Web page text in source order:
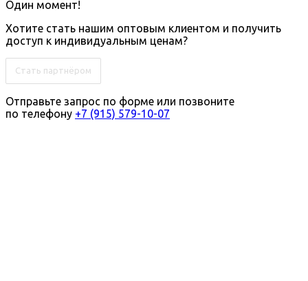
Один момент!
Хотите стать нашим оптовым клиентом и получить
доступ к индивидуальным ценам?
Стать партнёром
Отправьте запрос по форме или позвоните
по телефону +7 (915) 579-10-07